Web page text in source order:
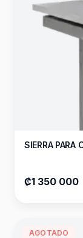
SIERRA PARA
₡1 350 000
AGOTADO